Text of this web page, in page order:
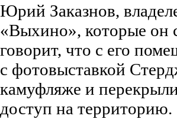
Юрий Заказнов,
«Выхино», которые он
говорит, что с его
с фотовыставкой
камуфляже и
доступ на территорию.